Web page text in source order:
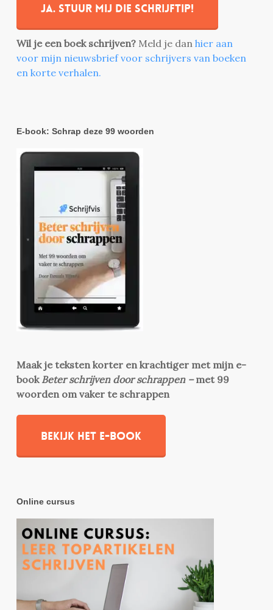
Ja. stuur mij die schrijftip!
Wil je een boek schrijven? Meld je dan hier aan
voor mijn nieuwsbrief voor schrijvers van boeken
en korte verhalen.
E-book: Schrap deze 99 woorden
Maak je teksten korter en krachtiger met mijn e-
book Beter schrijven door schrappen –met 99
woorden om vaker te schrappen
Bekijk het e-book
Online cursus